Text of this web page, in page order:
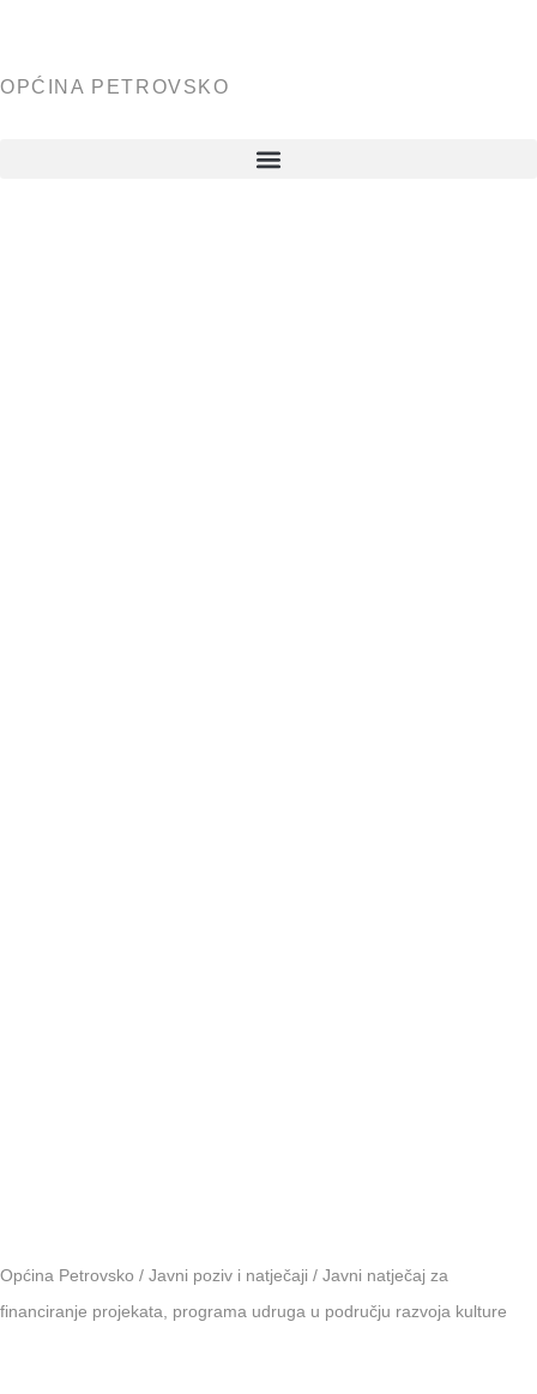
OPĆINA PETROVSKO
Općina Petrovsko / Javni poziv i natječaji / Javni natječaj za
financiranje projekata, programa udruga u području razvoja kulture